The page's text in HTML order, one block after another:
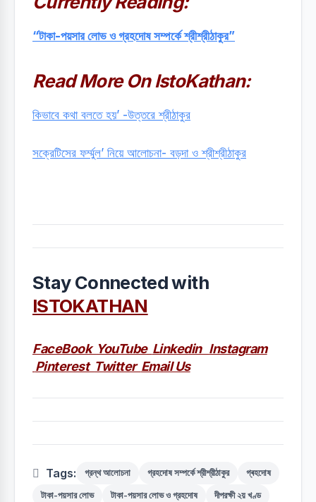
“টাকা-পয়সার লোভ ও গ্রহদোষ সম্পর্কে শ্রীশ্রীঠাকুর”
Read More On IstoKathan:
কিভাবে কথা বলতে হয়’ -উত্তরে শ্রীঠাকুর
সক্রেটিসের ফর্ম্মুল’ নিয়ে আলোচনা- বড়দা ও শ্রীশ্রীঠাকুর
Stay Connected with
ISTOKATHAN
FaceBook YouTube Linkedin Instagram
Pinterest Twitter Email Us
Tags: গ্রন্থ আলোচনা গ্রহদোষ সম্পর্কে শ্রীশ্রীঠাকুর গ্ৰহদোষ
টাকা-পয়সার লোভ টাকা-পয়সার লোভ ও গ্রহদোষ দীপরক্ষী ২য় খণ্ড